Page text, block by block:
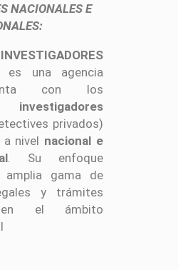
NACIONALES E
una agencia
con los
investigadores
privados)
nivel nacional e
. Su enfoque
amplia gama de
y trámites
en el ámbito